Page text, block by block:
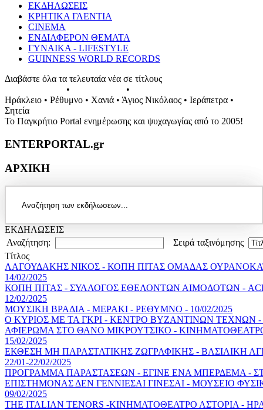
ΕΚΔΗΛΩΣΕΙΣ
ΚΡΗΤΙΚΑ ΓΛΕΝΤΙΑ
CINEMA
ΕΝΔΙΑΦΕΡΟΝ ΘΕΜΑΤΑ
ΓΥΝΑΙΚΑ - LIFESTYLE
GUINNESS WORLD RECORDS
Διαβάστε όλα τα τελευταία νέα σε τίτλους
• •
Ηράκλειο • Ρέθυμνο • Χανιά • Άγιος Νικόλαος • Ιεράπετρα •
Σητεία
Το Παγκρήτιο Portal ενημέρωσης και ψυχαγωγίας από το 2005!
ENTERPORTAL.gr
ΑΡΧΙΚΗ
ΕΚΔΗΛΩΣΕΙΣ
Αναζήτηση:
Σειρά ταξινόμησης
Τίτλος
ΛΑΓΟΥΔΑΚΗΣ ΝΙΚΟΣ - ΚΟΠΗ ΠΙΤΑΣ ΟΜΑΔΑΣ
14/02/2025
ΚΟΠΗ ΠΙΤΑΣ - ΣΥΛΛΟΓΟΣ ΕΘΕΛΟΝΤΩΝ ΑΙΜΟΔΟΤΩΝ -
12/02/2025
ΜΟΥΣΙΚΗ ΒΡΑΔΙΑ - ΜΕΡΑΚΙ - ΡΕΘΥΜΝΟ - 10/02/2025
Ο ΚΥΡΙΟΣ ΜΕ ΤΑ ΓΚΡΙ - ΚΕΝΤΡΟ ΒΥΖΑΝΤΙΝΩΝ ΤΕΧΝΩΝ -
ΑΦΙΕΡΩΜΑ ΣΤΟ ΘΑΝΟ ΜΙΚΡΟΥΤΣΙΚΟ -
15/02/2025
ΕΚΘΕΣΗ ΜΗ ΠΑΡΑΣΤΑΤΙΚΗΣ ΖΩΓΡΑΦΙΚΗΣ - ΒΑΣΙΛΙΚΗ
22/01-22/02/2025
ΠΡΟΓΡΑΜΜΑ ΠΑΡΑΣΤΑΣΕΩΝ - ΕΓΙΝΕ ΕΝΑ ΜΠΕΡΔΕΜΑ -
ΕΠΙΣΤΗΜΟΝΑΣ ΔΕΝ ΓΕΝΝΙΕΣΑΙ ΓΙΝΕΣΑΙ - ΜΟΥΣΕΙΟ
09/02/2025
THE ITALIAN TENORS -ΚΙΝΗΜΑΤΟΘΕΑΤΡΟ ΑΣΤΟΡΙΑ -